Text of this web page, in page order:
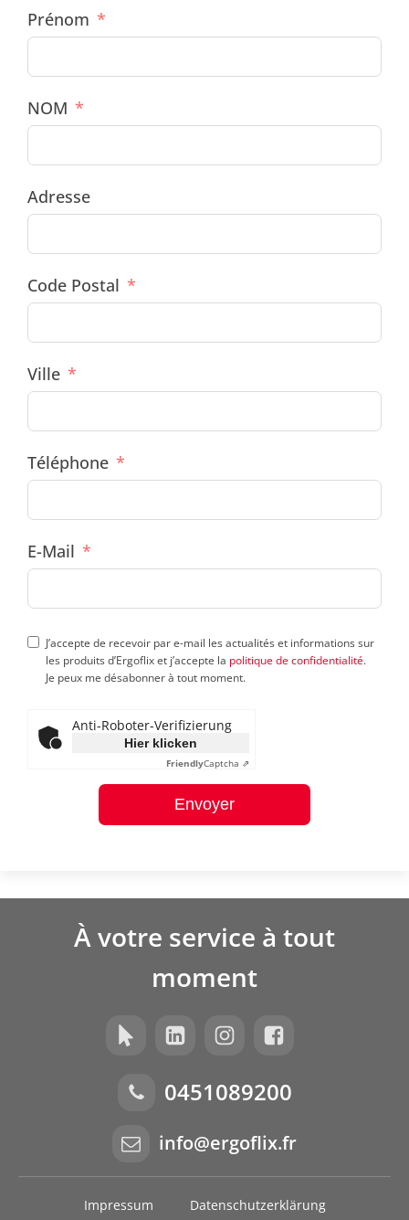
Prénom
NOM
Adresse
Code Postal
Ville
Téléphone
E-Mail
J’accepte de recevoir par e-mail les actualités et informations sur
les produits d’Ergoflix et j’accepte la politique de confidentialité.
Je peux me désabonner à tout moment.
Anti-Roboter-Verifizierung
Hier klicken
FriendlyCaptcha ⇗
Envoyer
À votre service à tout
moment
0451089200
info@ergoflix.fr
Impressum Datenschutzerklärung